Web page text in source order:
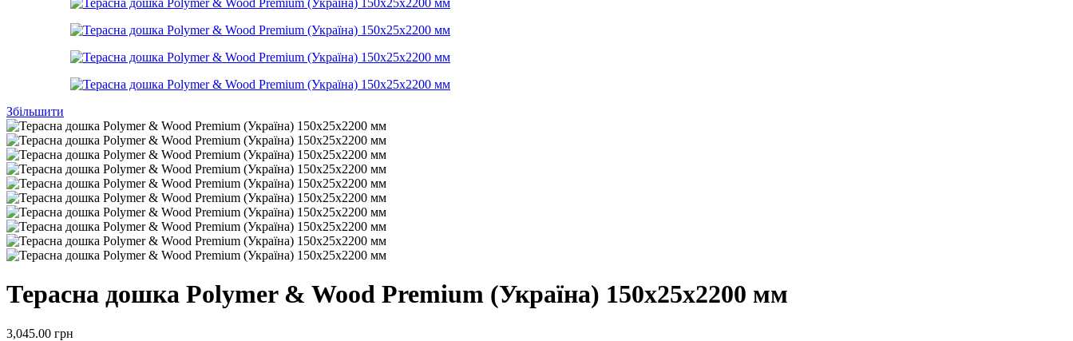
Збільшити
Терасна дошка Polymer & Wood Premium (Україна) 150х25х2200 мм
3,045.00 грн